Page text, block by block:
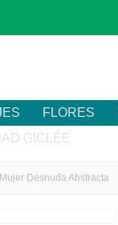
FLORES
GICLÉE
Desnuda Abstracta